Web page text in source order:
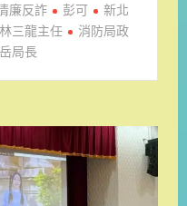
廉反詐 彭可
新北
林三龍主任
消防局政
局長